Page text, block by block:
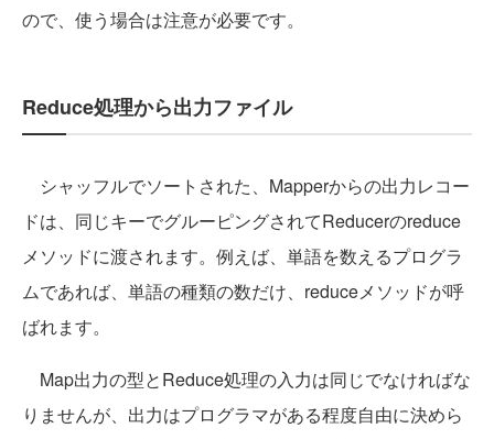
ので、使う場合は注意が必要です。
Reduce処理から出力ファイル
シャッフルでソートされた、Mapperからの出力レコー
ドは、同じキーでグルーピングされてReducerのreduce
メソッドに渡されます。例えば、単語を数えるプログラ
ムであれば、単語の種類の数だけ、reduceメソッドが呼
ばれます。
Map出力の型とReduce処理の入力は同じでなければな
りませんが、出力はプログラマがある程度自由に決めら